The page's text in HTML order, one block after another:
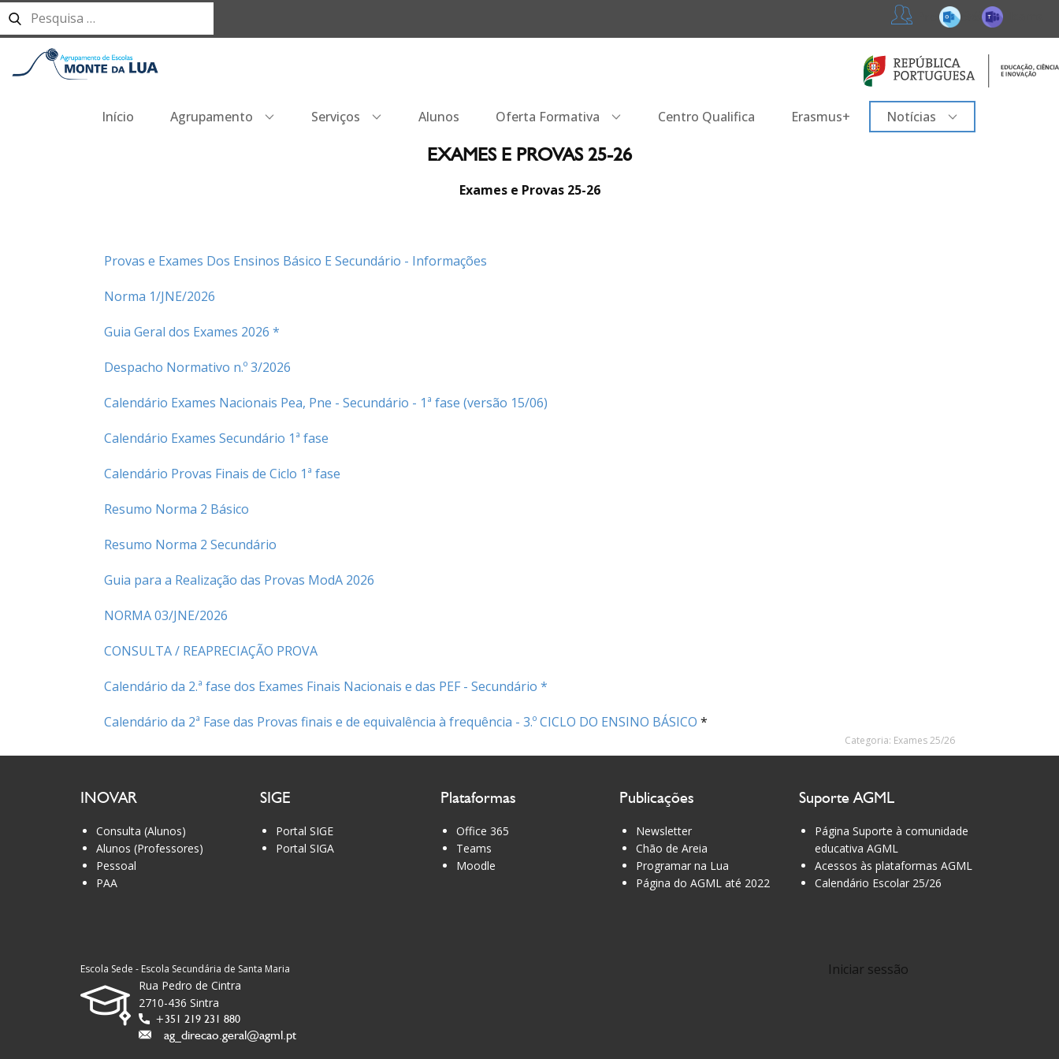
Professores
365
Início Agrupamento Serviços Alunos Oferta Formativa Centro Qualifica Erasmus+ Notícias
EXAMES E PROVAS 25-26
Exames e Provas 25-26
Provas e Exames Dos Ensinos Básico E Secundário - Informações
Norma 1/JNE/2026
Guia Geral dos Exames 2026 *
Despacho Normativo n.º 3/2026
Calendário Exames Nacionais Pea, Pne - Secundário - 1ª fase (versão 15/06)
Calendário Exames Secundário 1ª fase
Calendário Provas Finais de Ciclo 1ª fase
Resumo Norma 2 Básico
Resumo Norma 2 Secundário
Guia para a Realização das Provas ModA 2026
NORMA 03/JNE/2026
CONSULTA / REAPRECIAÇÃO PROVA
Calendário da 2.ª fase dos Exames Finais Nacionais e das PEF - Secundário *
Calendário da 2ª Fase das Provas finais e de equivalência à frequência - 3.º CICLO DO ENSINO BÁSICO *
Categoria: Exames 25/26
INOVAR
Consulta (Alunos)
Alunos (Professores)
Pessoal
PAA
SIGE
Portal SIGE
Portal SIGA
Plataformas
Office 365
Teams
Moodle
Publicações
Newsletter
Chão de Areia
Programar na Lua
Página do AGML até 2022
Suporte AGML
Página Suporte à comunidade
educativa AGML
Acessos às plataformas AGML
Calendário Escolar 25/26
Iniciar sessão
Escola Sede - Escola Secundária de Santa Maria
Rua Pedro de Cintra
2710-436 Sintra
+351 219 231 880
ag_direcao.geral@agml.pt